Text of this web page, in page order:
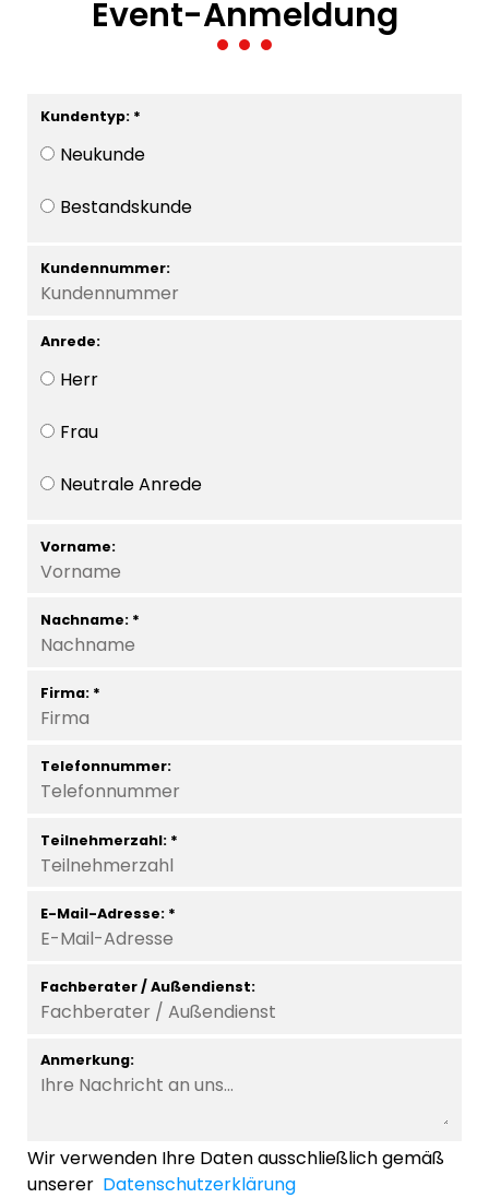
Event-Anmeldung
Kundentyp: *
Neukunde
Bestandskunde
Kundennummer:
Anrede:
Herr
Frau
Neutrale Anrede
Vorname:
Nachname: *
Firma: *
Telefonnummer:
Teilnehmerzahl: *
E-Mail-Adresse: *
Fachberater / Außendienst:
Anmerkung:
Wir verwenden Ihre Daten ausschließlich gemäß
unserer Datenschutzerklärung